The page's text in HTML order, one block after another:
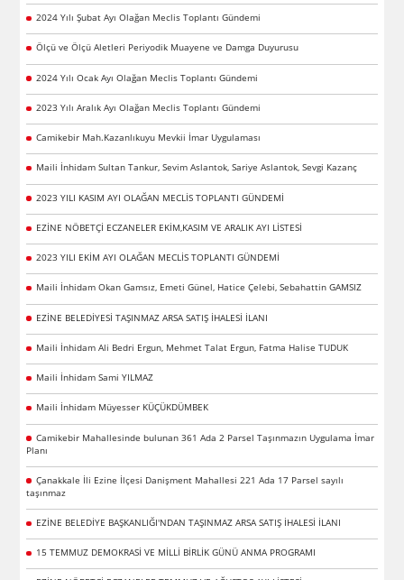
2024 Yılı Şubat Ayı Olağan Meclis Toplantı Gündemi
Ölçü ve Ölçü Aletleri Periyodik Muayene ve Damga Duyurusu
2024 Yılı Ocak Ayı Olağan Meclis Toplantı Gündemi
2023 Yılı Aralık Ayı Olağan Meclis Toplantı Gündemi
Camikebir Mah.Kazanlıkuyu Mevkii İmar Uygulaması
Maili İnhidam Sultan Tankur, Sevim Aslantok, Sariye Aslantok, Sevgi Kazanç
2023 YILI KASIM AYI OLAĞAN MECLİS TOPLANTI GÜNDEMİ
EZİNE NÖBETÇİ ECZANELER EKİM,KASIM VE ARALIK AYI LİSTESİ
2023 YILI EKİM AYI OLAĞAN MECLİS TOPLANTI GÜNDEMİ
Maili İnhidam Okan Gamsız, Emeti Günel, Hatice Çelebi, Sebahattin GAMSIZ
EZİNE BELEDİYESİ TAŞINMAZ ARSA SATIŞ İHALESİ İLANI
Maili İnhidam Ali Bedri Ergun, Mehmet Talat Ergun, Fatma Halise TUDUK
Maili İnhidam Sami YILMAZ
Maili İnhidam Müyesser KÜÇÜKDÜMBEK
Camikebir Mahallesinde bulunan 361 Ada 2 Parsel Taşınmazın Uygulama İmar
Planı
Çanakkale İli Ezine İlçesi Danişment Mahallesi 221 Ada 17 Parsel sayılı
taşınmaz
EZİNE BELEDİYE BAŞKANLIĞI'NDAN TAŞINMAZ ARSA SATIŞ İHALESİ İLANI
15 TEMMUZ DEMOKRASİ VE MİLLİ BİRLİK GÜNÜ ANMA PROGRAMI